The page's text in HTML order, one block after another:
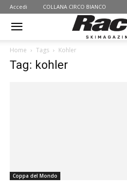
Accedi COLLANA CIRCO BIANCO
Home Tags Kohler
Tag: kohler
Coppa del Mondo